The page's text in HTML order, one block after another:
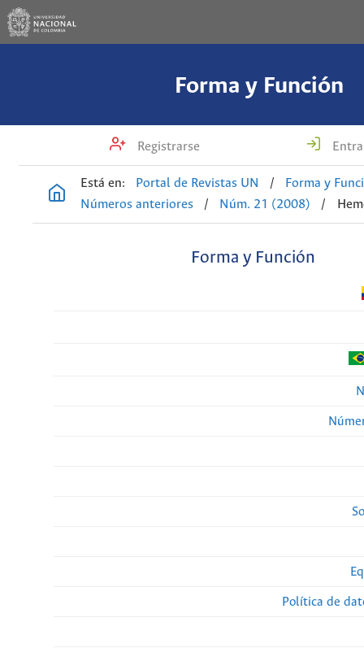
Forma y Función
Registrarse
Está en: Portal de Revistas UN /
Forma y
Números anteriores
/ Núm. 21 (2008) /
Forma y Función
Política de